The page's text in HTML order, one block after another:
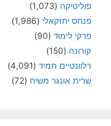
פוליטיקה (1,073)
פנחס יחזקאלי (1,986)
פרקי לימוד (90)
קורונה (150)
רלוונטיים תמיד (4,091)
שרית אונגר משיח (72)